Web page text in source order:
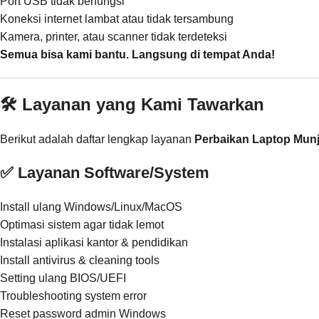
Koneksi internet lambat atau tidak tersambung
Kamera, printer, atau scanner tidak terdeteksi
Semua bisa kami bantu. Langsung di tempat Anda!
🛠️ Layanan yang Kami Tawarkan
Berikut adalah daftar lengkap layanan Perbaikan Laptop
✅ Layanan Software/System
Install ulang Windows/Linux/MacOS
Optimasi sistem agar tidak lemot
Instalasi aplikasi kantor & pendidikan
Install antivirus & cleaning tools
Setting ulang BIOS/UEFI
Troubleshooting system error
Reset password admin Windows